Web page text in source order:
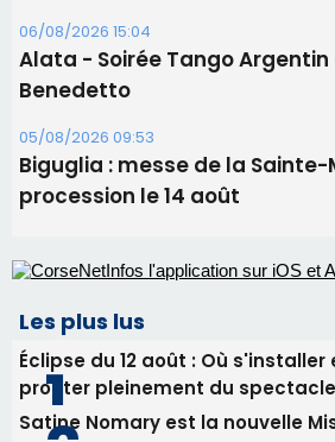
06/08/2026 15:04
Alata - Soirée Tango
Benedetto
05/08/2026 09:53
Biguglia : messe de la Sainte-
procession le 14 août
Les plus lus
Éclipse du 12 août : Où s'installer
profiter pleinement du
Satine Nomary est la nouvelle